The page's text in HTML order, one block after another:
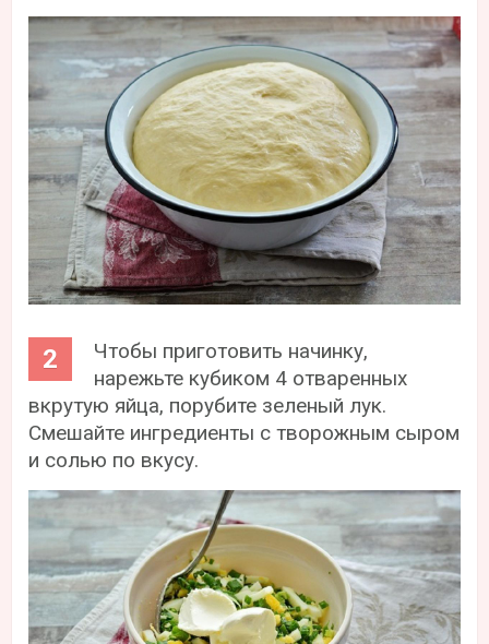
Чтобы приготовить начинку,
нарежьте кубиком 4 отваренных
вкрутую яйца, порубите зеленый лук.
Смешайте ингредиенты с творожным сыром
и солью по вкусу.